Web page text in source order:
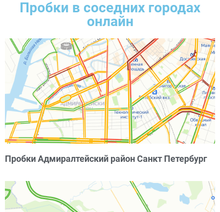
Пробки в соседних городах
онлайн
Пробки Адмиралтейский район Санкт Петербург